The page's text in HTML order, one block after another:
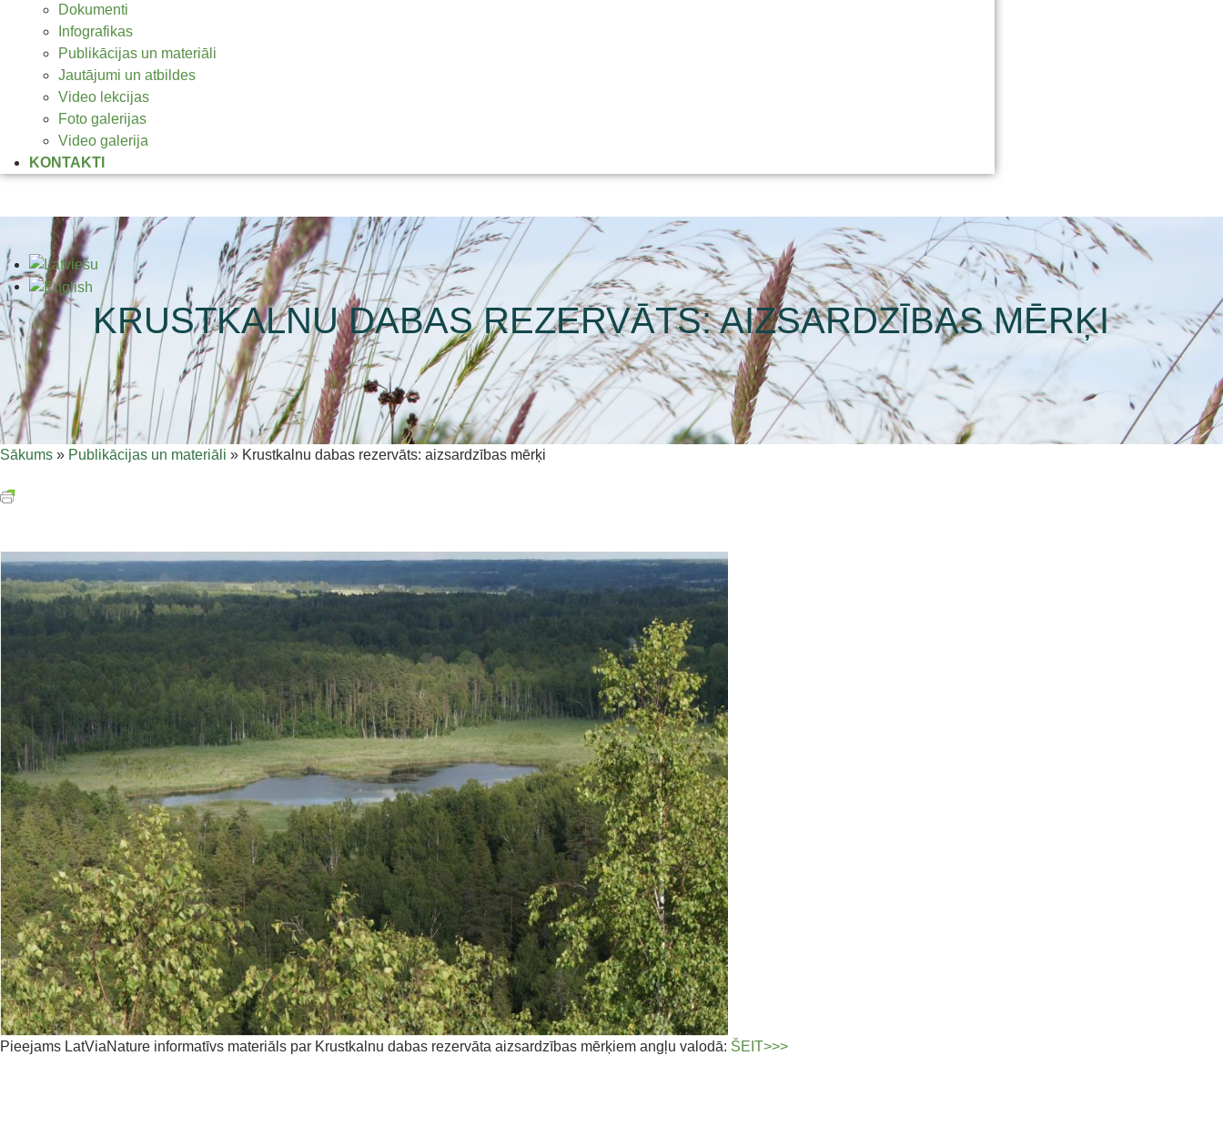
Dokumenti
Infografikas
Publikācijas un materiāli
Jautājumi un atbildes
Video lekcijas
Foto galerijas
Video galerija
KONTAKTI
KRUSTKALNU DABAS REZERVĀTS: AIZSARDZĪBAS MĒRĶI
Sākums » Publikācijas un materiāli » Krustkalnu dabas rezervāts: aizsardzības mērķi
Pieejams LatViaNature informatīvs materiāls par Krustkalnu dabas rezervāta aizsardzības mērķiem angļu valodā: ŠEIT>>>